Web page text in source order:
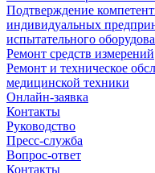
Подтверждение
индивидуальных
испытательного
Ремонт средств измерений
Ремонт и техническое
медицинской техники
Онлайн-заявка
Контакты
Руководство
Пресс-служба
Вопрос-ответ
Контакты